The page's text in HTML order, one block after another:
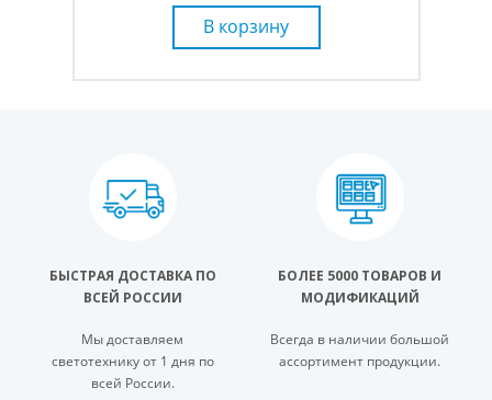
В корзину
БЫСТРАЯ ДОСТАВКА ПО
ВСЕЙ РОССИИ
Мы доставляем
светотехнику от 1 дня по
всей России.
БОЛЕЕ 5000 ТОВАРОВ И
МОДИФИКАЦИЙ
Всегда в наличии большой
ассортимент продукции.